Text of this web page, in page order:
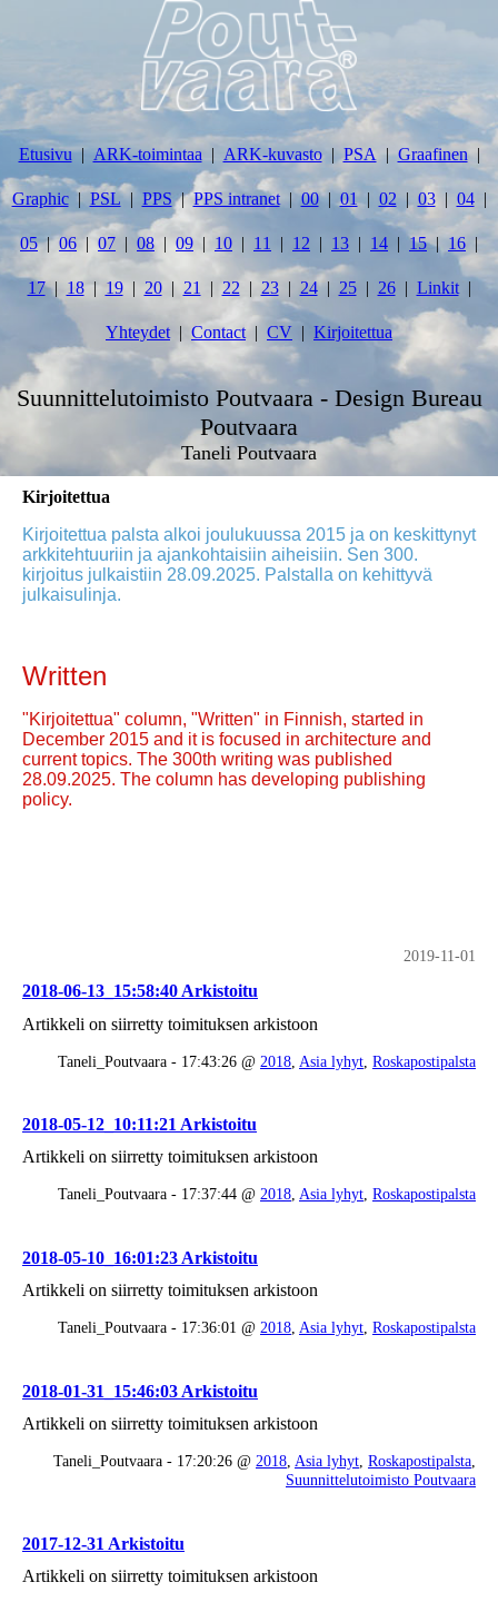
Etusivu ARK-toimintaa ARK-kuvasto PSA Graafinen
Graphic PSL PPS PPS intranet 00 01 02 03 04
05 06 07 08 09 10 11 12 13 14 15 16
17 18 19 20 21 22 23 24 25 26 Linkit
Yhteydet Contact CV Kirjoitettua
Suunnittelutoimisto Poutvaara - Design Bureau
Poutvaara
Taneli Poutvaara
Kirjoitettua
Kirjoitettua palsta alkoi joulukuussa 2015 ja on keskittynyt
arkkitehtuuriin ja ajankohtaisiin aiheisiin. Sen 300.
kirjoitus julkaistiin 28.09.2025. Palstalla on kehittyvä
julkaisulinja.
Written
"Kirjoitettua" column, "Written" in Finnish, started in
December 2015 and it is focused in architecture and
current topics. The 300th writing was published
28.09.2025. The column has developing publishing
policy.
2019-11-01
2018-06-13_15:58:40 Arkistoitu
Artikkeli on siirretty toimituksen arkistoon
Taneli_Poutvaara - 17:43:26 @ 2018 Asia lyhyt Roskapostipalsta
2018-05-12_10:11:21 Arkistoitu
Artikkeli on siirretty toimituksen arkistoon
Taneli_Poutvaara - 17:37:44 @ 2018, Asia lyhyt, Roskapostipalsta
2018-05-10_16:01:23 Arkistoitu
Artikkeli on siirretty toimituksen arkistoon
Taneli_Poutvaara - 17:36:01 @ 2018, Asia lyhyt, Roskapostipalsta
2018-01-31_15:46:03 Arkistoitu
Artikkeli on siirretty toimituksen arkistoon
Taneli_Poutvaara - 17:20:26 @ 2018 Asia lyhyt Roskapostipalsta
Suunnittelutoimisto Poutvaara
2017-12-31 Arkistoitu
Artikkeli on siirretty toimituksen arkistoon